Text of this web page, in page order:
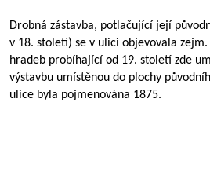
Drobná zástavba, potlačující její
v 18. století) se v ulici objevovala
hradeb probíhající od 19. století zde
výstavbu umístěnou do plochy
ulice byla pojmenována 1875.